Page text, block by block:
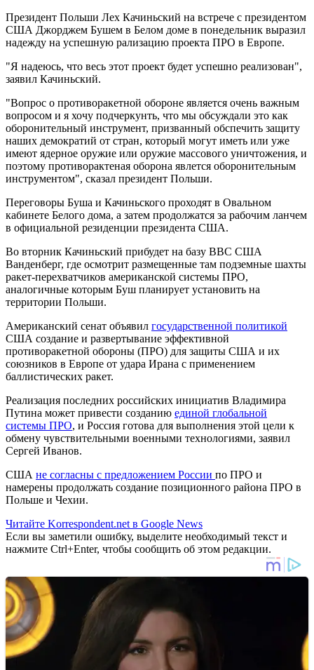
Президент Польши Лех Качиньский на встрече с президентом
США Джорджем Бушем в Белом доме в понедельник выразил
надежду на успешную рализацию проекта ПРО в Европе.
"Я надеюсь, что весь этот проект будет успешно реализован",
заявил Качиньский.
"Вопрос о противоракетной обороне является очень важным
вопросом и я хочу подчеркунть, что мы обсуждали это как
оборонительный инструмент, призванный обспечить защиту
наших демократий от стран, который могут иметь или уже
имеют ядерное оружие или оружие массового уничтожения, и
поэтому противорактеная оборона явлется оборонительным
инструментом", сказал президент Польши.
Переговоры Буша и Качиньского проходят в Овальном
кабинете Белого дома, а затем продолжатся за рабочим ланчем
в официальной резиденции президента США.
Во вторник Качиньский прибудет на базу ВВС США
Ванденберг, где осмотрит размещенные там подземные шахты
ракет-перехватчиков американской системы ПРО,
аналогичные которым Буш планирует установить на
территории Польши.
Американский сенат объявил государственной политикой
США создание и развертывание эффективной
противоракетной обороны (ПРО) для защиты США и их
союзников в Европе от удара Ирана с применением
баллистических ракет.
Реализация последних российских инициатив Владимира
Путина может привести созданию единой глобальной
системы ПРО, и Россия готова для выполнения этой цели к
обмену чувствительными военными технологиями, заявил
Сергей Иванов.
США не соглaсны с предложением России по ПРО и
намерены продолжать создание позиционного района ПРО в
Польше и Чехии.
Читайте Korrespondent.net в Google News
Если вы заметили ошибку, выделите необходимый текст и
нажмите Ctrl+Enter, чтобы сообщить об этом редакции.